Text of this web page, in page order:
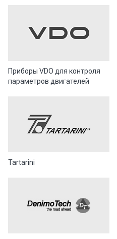
Приборы VDO для контроля
параметров двигателей
Tartarini